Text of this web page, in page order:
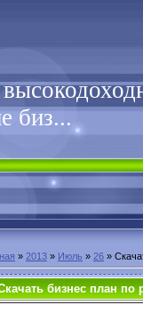
биз...
» 2013 » Июль » 26 »
бизнес план по